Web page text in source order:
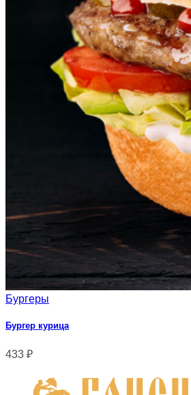
Бургеры
Бургер курица
433 ₽